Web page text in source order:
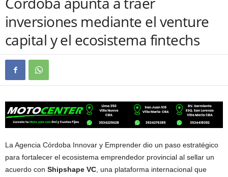
inversiones mediante el venture
capital y el ecosistema fintechs
La Agencia Córdoba Innovar y Emprender dio un paso estratégico
para fortalecer el ecosistema emprendedor provincial al sellar un
acuerdo con Shipshape VC , una plataforma internacional que